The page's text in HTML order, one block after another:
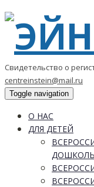
Свидетельство о
centreinstein@mail.ru
Toggle navigation
О НАС
ДЛЯ ДЕТЕЙ